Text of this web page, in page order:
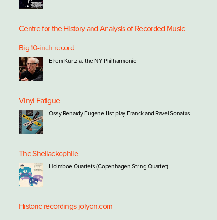
Centre for the History and Analysis of Recorded Music
Big 10-inch record
Efrem Kurtz at the NY Philharmonic
Vinyl Fatigue
Ossy Renardy Eugene LIst play Franck and Ravel Sonatas
The Shellackophile
Holmboe Quartets (Copenhagen String Quartet)
Historic recordings jolyon.com